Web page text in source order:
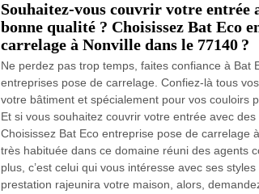
Souhaitez-vous couvrir votre entrée
bonne qualité ? Choisissez Bat Eco
carrelage à Nonville dans le 77140 ?
Ne perdez pas trop temps, faites confiance à Bat
entreprises pose de carrelage. Confiez-là tous
votre bâtiment et spécialement pour vos couloirs
Et si vous souhaitez couvrir votre entrée avec
Choisissez Bat Eco entreprise pose de carrelage
très habituée dans ce domaine réuni des agents
plus, c’est celui qui vous intéresse avec ses
prestation rajeunira votre maison, alors,